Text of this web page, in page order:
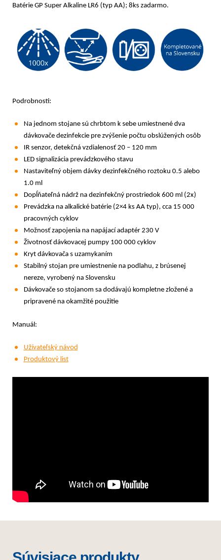
Batérie GP Super Alkaline LR6 (typ AA); 8ks zadarmo.
Podrobnosti:
Na jednom stojane sú chrbtom k sebe umiestnené dva
dávkovače dezinfekcie pre zvýšenie počtu obslúžených osôb
IR senzor, detekčná vzdialenosť 20 – 120 mm
LED signalizácia prevádzkového stavu
Nastaviteľný objem dávky dezinfekčného roztoku 0.5 alebo
1.0 ml
Dopĺňateľná nádrž na dezinfekčný prostriedok 600 ml (2x)
Prevádzka na alkalické batérie (2×4 ks AA typ), cca 15 000
pracovných cyklov
Možnosť zapojenia na napájací adaptér 230 V
Životnosť dávkovacej pumpy 100 000 cyklov
Kryt dávkovača s uzamykaním
Stabilný stojan pre umiestnenie na podlahu, z brúsenej
nereze, vyrobený na Slovensku
Dávkovače so stojanom sa dodávajú kompletne zložené a
pripravené na okamžité použitie
Manuál:
Užívateľský návod
Produktový list